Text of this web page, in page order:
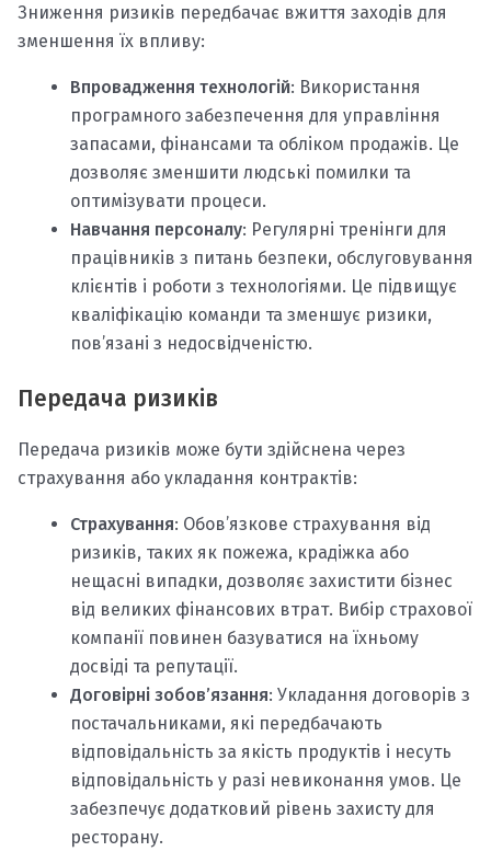
Зниження ризиків передбачає вжиття заходів для
зменшення їх впливу:
Впровадження технологій: Використання
програмного забезпечення для управління
запасами, фінансами та обліком продажів. Це
дозволяє зменшити людські помилки та
оптимізувати процеси.
Навчання персоналу: Регулярні тренінги для
працівників з питань безпеки, обслуговування
клієнтів і роботи з технологіями. Це підвищує
кваліфікацію команди та зменшує ризики,
пов’язані з недосвідченістю.
Передача ризиків
Передача ризиків може бути здійснена через
страхування або укладання контрактів:
Страхування: Обов’язкове страхування від
ризиків, таких як пожежа, крадіжка або
нещасні випадки, дозволяє захистити бізнес
від великих фінансових втрат. Вибір страхової
компанії повинен базуватися на їхньому
досвіді та репутації.
Договірні зобов’язання: Укладання договорів з
постачальниками, які передбачають
відповідальність за якість продуктів і несуть
відповідальність у разі невиконання умов. Це
забезпечує додатковий рівень захисту для
ресторану.